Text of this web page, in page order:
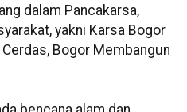
dalam Pancakarsa,
yakni Karsa Bogor
Bogor Membangun